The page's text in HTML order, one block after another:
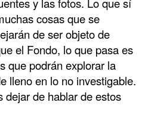
cosas que se
de ser objeto de
el Fondo, lo que pasa es
que podrán explorar la
lleno en lo no investigable.
dejar de hablar de estos